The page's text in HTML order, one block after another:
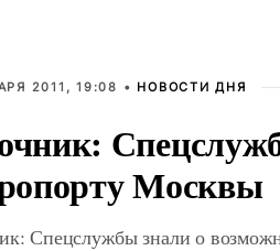
2011, 19:08 • НОВОСТИ ДНЯ
Москвы
Спецслужбы знали о